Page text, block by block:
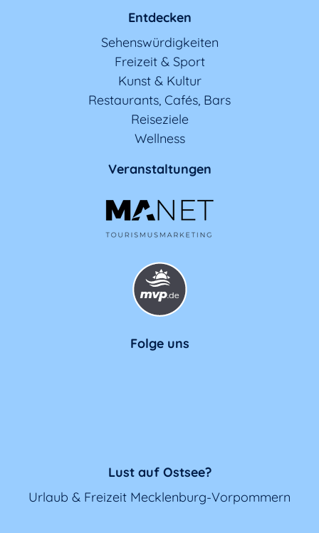
Entdecken
Sehenswürdigkeiten
Freizeit & Sport
Kunst & Kultur
Restaurants, Cafés, Bars
Reiseziele
Wellness
Veranstaltungen
Folge uns
Lust auf Ostsee?
Urlaub & Freizeit Mecklenburg-Vorpommern